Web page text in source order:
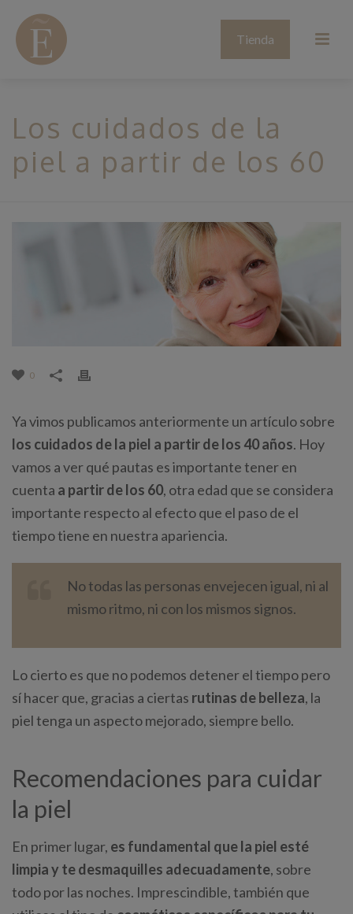
Tienda
Los cuidados de la
piel a partir de los 60
0
Ya vimos publicamos anteriormente un artículo sobre
los cuidados de la piel a partir de los 40 años. Hoy
vamos a ver qué pautas es importante tener en
cuenta a partir de los 60, otra edad que se considera
importante respecto al efecto que el paso de el
tiempo tiene en nuestra apariencia.
No todas las personas envejecen igual, ni al
mismo ritmo, ni con los mismos signos.
Lo cierto es que no podemos detener el tiempo pero
sí hacer que, gracias a ciertas rutinas de belleza, la
piel tenga un aspecto mejorado, siempre bello.
Recomendaciones para cuidar
la piel
En primer lugar, es fundamental que la piel esté
limpia y te desmaquilles adecuadamente, sobre
todo por las noches. Imprescindible, también que